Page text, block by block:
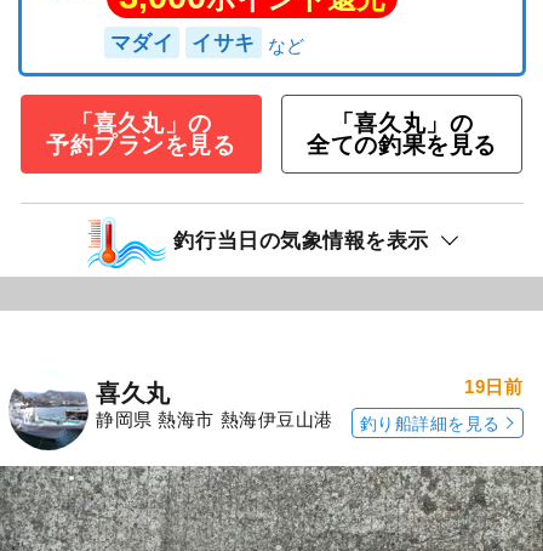
マダイ イサキ
「喜久丸」の
予約プランを見る
「喜久丸」の
全ての釣果を見る
釣行当日の気象情報を表示
喜久丸
静岡県 熱海市 熱海伊豆山港
19日前
釣り船詳細を見る